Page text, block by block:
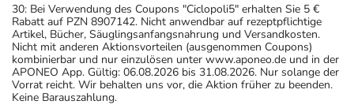
30: Bei Verwendung des Coupons "Ciclopoli5" erhalten Sie 5 €
Rabatt auf PZN 8907142. Nicht anwendbar auf rezeptpflichtige
Artikel, Bücher, Säuglingsanfangsnahrung und Versandkosten.
Nicht mit anderen Aktionsvorteilen (ausgenommen Coupons)
kombinierbar und nur einzulösen unter www.aponeo.de und in der
APONEO App. Gültig: 06.08.2026 bis 31.08.2026. Nur solange der
Vorrat reicht. Wir behalten uns vor, die Aktion früher zu beenden.
Keine Barauszahlung.